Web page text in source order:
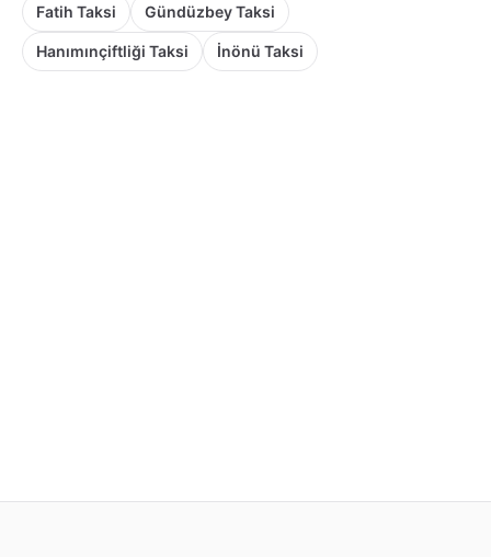
Fatih Taksi Gündüzbey Taksi
Hanımınçiftliği Taksi İnönü Taksi